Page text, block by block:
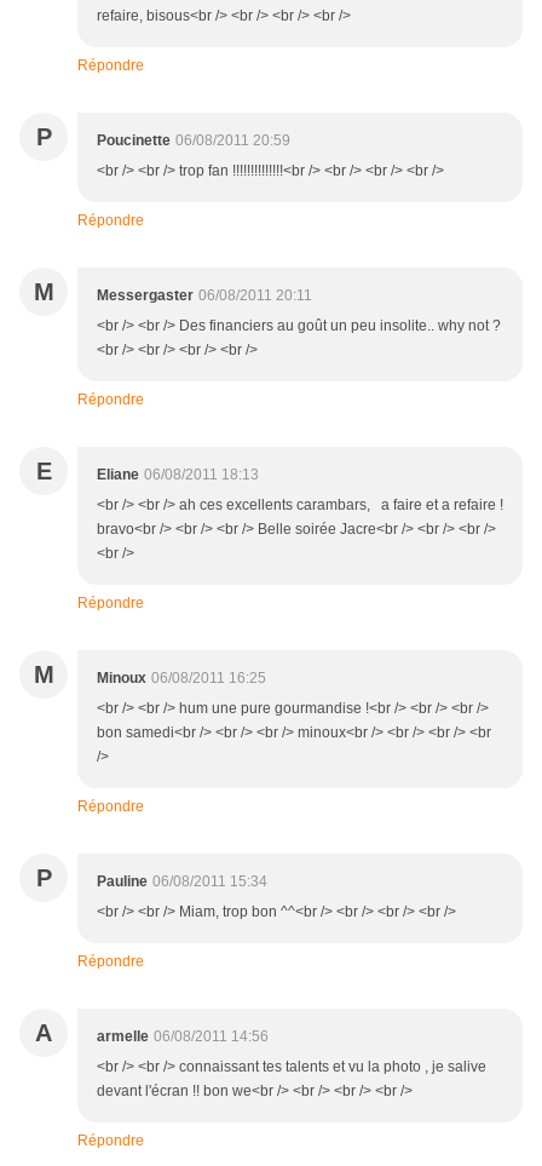
refaire, bisous<br /> <br /> <br /> <br />
Répondre
P Poucinette 06/08/2011 20:59
<br /> <br /> trop fan !!!!!!!!!!!!!!<br /> <br /> <br /> <br />
Répondre
M Messergaster 06/08/2011 20:11
<br /> <br /> Des financiers au goût un peu insolite.. why not ?
<br /> <br /> <br /> <br />
Répondre
E Eliane 06/08/2011 18:13
<br /> <br /> ah ces excellents carambars, a faire et a refaire !
bravo<br /> <br /> <br /> Belle soirée Jacre<br /> <br /> <br />
<br />
Répondre
M Minoux 06/08/2011 16:25
<br /> <br /> hum une pure gourmandise !<br /> <br /> <br />
bon samedi<br /> <br /> <br /> minoux<br /> <br /> <br /> <br
/>
Répondre
P Pauline 06/08/2011 15:34
<br /> <br /> Miam, trop bon ^^<br /> <br /> <br /> <br />
Répondre
A armelle 06/08/2011 14:56
<br /> <br /> connaissant tes talents et vu la photo , je salive
devant l'écran !! bon we<br /> <br /> <br /> <br />
Répondre